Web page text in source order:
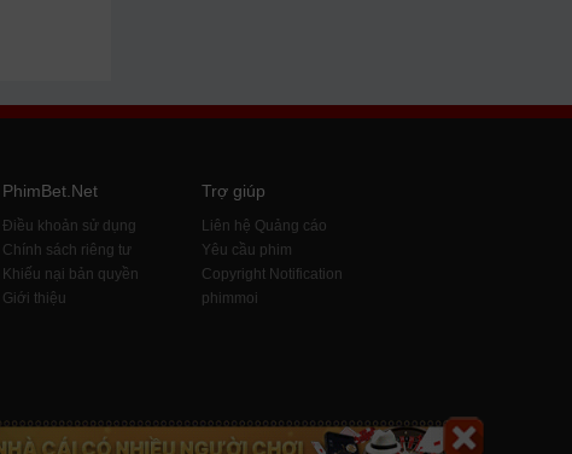
PhimBet.Net
Điều khoản sử dụng
Chính sách riêng tư
Khiếu nại bản quyền
Giới thiệu
Trợ giúp
Liên hệ Quảng cáo
Yêu cầu phim
Copyright Notification
phimmoi